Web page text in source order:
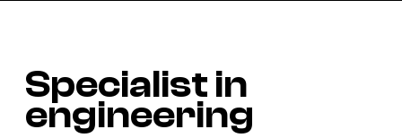
Specialist in
engineering